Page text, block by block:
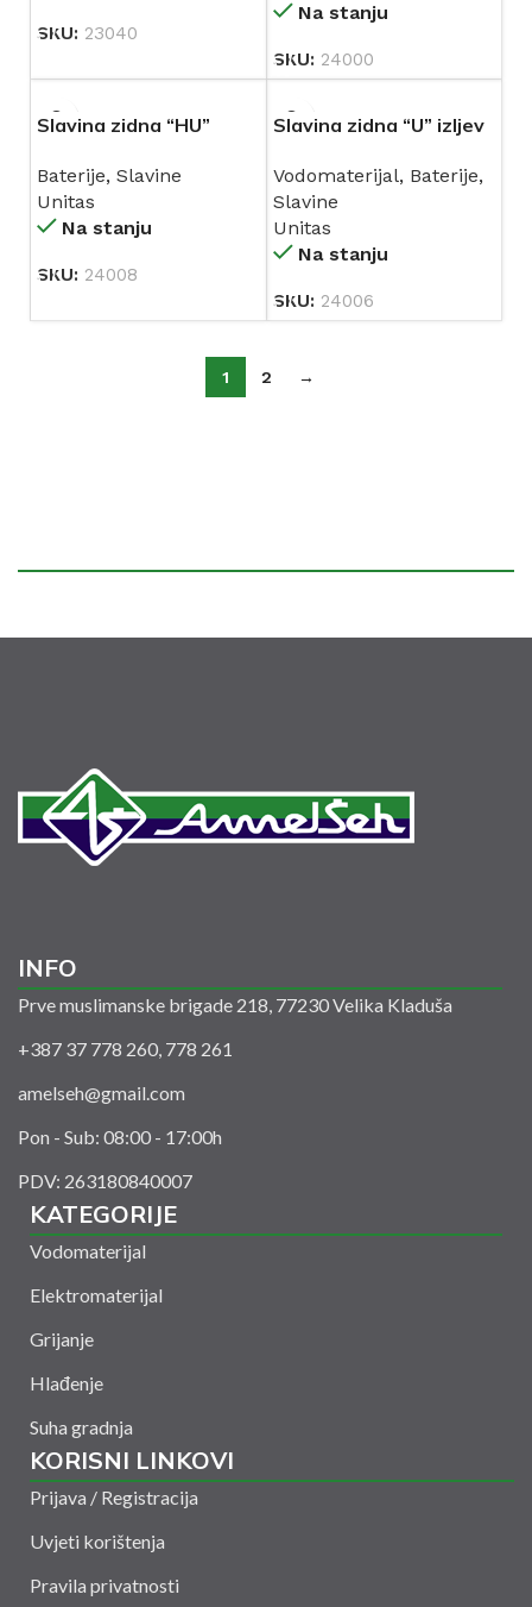
SKU: 23040
Na stanju
SKU: 24000
Slavina zidna “HU”
(10354)
Baterije, Slavine
Unitas
Na stanju
SKU: 24008
Slavina zidna “U” izljev
Vodomaterijal, Baterije,
Slavine
Unitas
Na stanju
SKU: 24006
1 2 →
INFO
Prve muslimanske brigade 218, 77230 Velika Kladuša
+387 37 778 260, 778 261
amelseh@gmail.com
Pon - Sub: 08:00 - 17:00h
PDV: 263180840007
KATEGORIJE
Vodomaterijal
Elektromaterijal
Grijanje
Hlađenje
Suha gradnja
KORISNI LINKOVI
Prijava / Registracija
Uvjeti korištenja
Pravila privatnosti